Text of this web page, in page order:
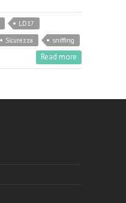
LD17
Sicurezza
sniffing
Read more